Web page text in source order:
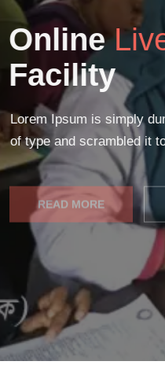
Online
Facility
Lorem Ipsum is simply
of type and scrambled it
READ MORE